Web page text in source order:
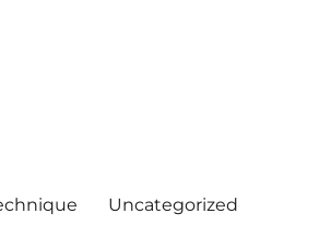
Uncategorized